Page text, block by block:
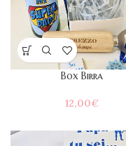
Box Birra
12,00€